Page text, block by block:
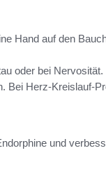
Hand auf den
oder bei Nervosität.
Bei Herz-Kreislauf-
und